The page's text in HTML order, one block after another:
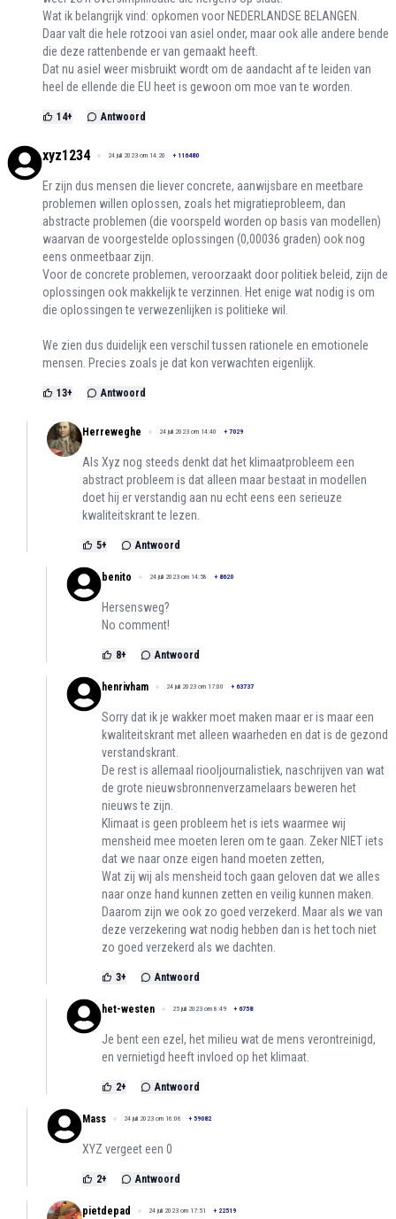
Wat ik belangrijk vind: opkomen voor NEDERLANDSE BELANGEN.
Daar valt die hele rotzooi van asiel onder, maar ook alle andere bende
die deze rattenbende er van gemaakt heeft.
Dat nu asiel weer misbruikt wordt om de aandacht af te leiden van
heel de ellende die EU heet is gewoon om moe van te worden.
14+ Antwoord
xyz1234 24 juli 2023 om 14:20 + 116480
Er zijn dus mensen die liever concrete, aanwijsbare en meetbare
problemen willen oplossen, zoals het migratieprobleem, dan
abstracte problemen (die voorspeld worden op basis van modellen)
waarvan de voorgestelde oplossingen (0,00036 graden) ook nog
eens onmeetbaar zijn.
Voor de concrete problemen, veroorzaakt door politiek beleid, zijn de
oplossingen ook makkelijk te verzinnen. Het enige wat nodig is om
die oplossingen te verwezenlijken is politieke wil.
We zien dus duidelijk een verschil tussen rationele en emotionele
mensen. Precies zoals je dat kon verwachten eigenlijk.
13+ Antwoord
Herreweghe 24 juli 2023 om 14:40 + 7029
Als Xyz nog steeds denkt dat het klimaatprobleem een
abstract probleem is dat alleen maar bestaat in modellen
doet hij er verstandig aan nu echt eens een serieuze
kwaliteitskrant te lezen.
5+ Antwoord
benito 24 juli 2023 om 14:58 + 8620
Hersensweg?
No comment!
8+ Antwoord
henrivham 24 juli 2023 om 17:00 + 63737
Sorry dat ik je wakker moet maken maar er is maar een
kwaliteitskrant met alleen waarheden en dat is de gezond
verstandskrant.
De rest is allemaal riooljournalistiek, naschrijven van wat
de grote nieuwsbronnenverzamelaars beweren het
nieuws te zijn.
Klimaat is geen probleem het is iets waarmee wij
mensheid mee moeten leren om te gaan. Zeker NIET iets
dat we naar onze eigen hand moeten zetten,
Wat zij wij als mensheid toch gaan geloven dat we alles
naar onze hand kunnen zetten en veilig kunnen maken.
Daarom zijn we ook zo goed verzekerd. Maar als we van
deze verzekering wat nodig hebben dan is het toch niet
zo goed verzekerd als we dachten.
3+ Antwoord
het-westen 25 juli 2023 om 8:49 + 6758
Je bent een ezel, het milieu wat de mens verontreinigd,
en vernietigd heeft invloed op het klimaat.
2+ Antwoord
Mass 24 juli 2023 om 16:06 + 59082
XYZ vergeet een 0
2+ Antwoord
pietdepad 24 juli 2023 om 17:51 + 22519